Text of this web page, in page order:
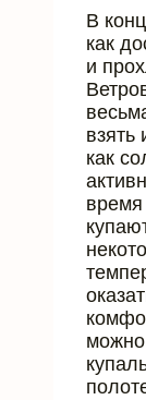
В
как
и
взять
как
можно